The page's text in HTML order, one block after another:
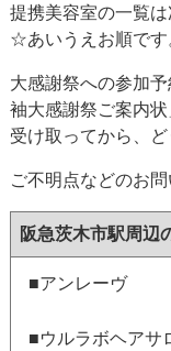
提携美容室の一覧は
☆あいうえお順です
大感謝祭への参加
袖大感謝祭ご案内
受け取ってから、ど
ご不明点などのお
阪急茨木市駅周辺
■アンレーヴ
■ウルラボヘアサ